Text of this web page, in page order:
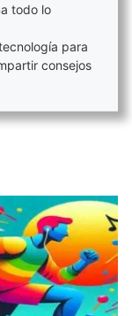
todo lo
para
consejos